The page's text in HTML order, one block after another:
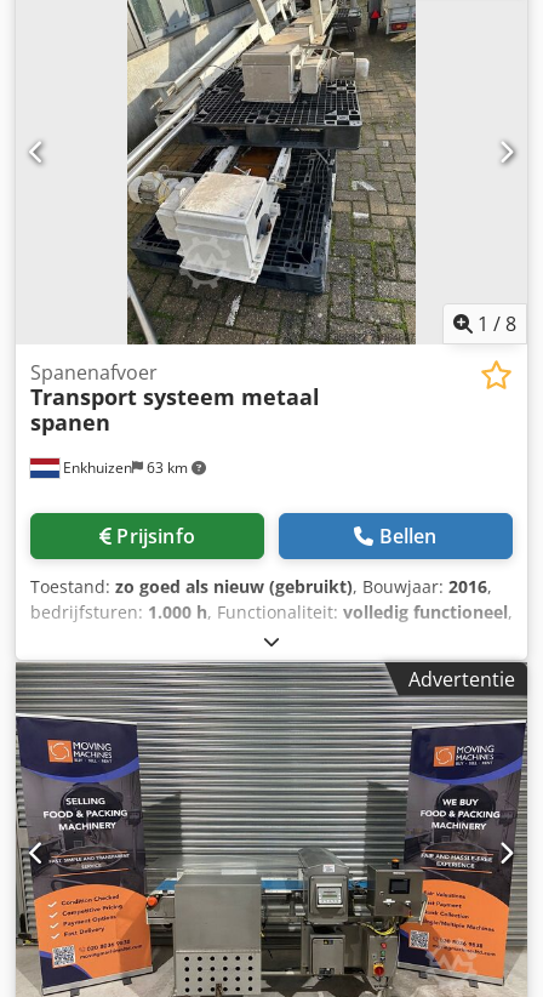
1 /8
Enkhuizen 63 km
Spanenafvoer
Transport systeem metaal
spanen
Prijsinfo Bellen
Toestand: zo goed als nieuw (gebruikt), Bouwjaar: 2016,
bedrijfsturen: 1.000 h, Functionaliteit: volledig functioneel,
Sleepketting transport systemen ( 5 x) in uitstekende staat (
slecht enkle maanden gebruikt Djdpfx Ajyc Nfgsngsck
Advertentie